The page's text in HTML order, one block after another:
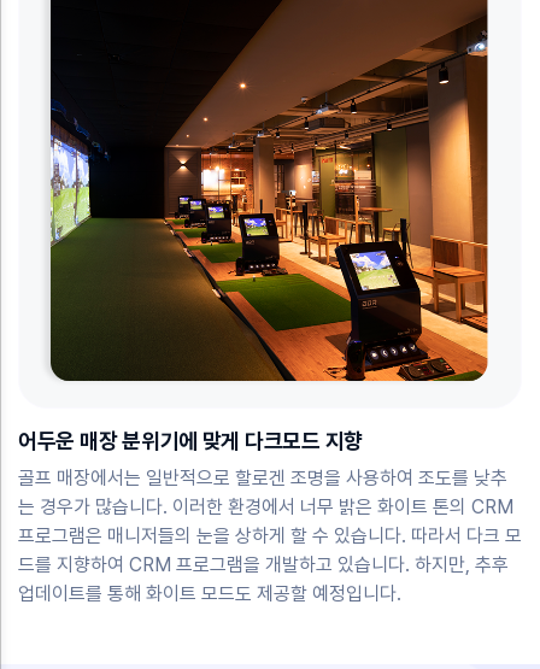
어두운 매장 분위기에 맞게 다크모드 지향
골프 매장에서는 일반적으로 할로겐 조명을 사용하여 조도를 낮추
는 경우가 많습니다. 이러한 환경에서 너무 밝은 화이트 톤의 CRM
프로그램은 매니저들의 눈을 상하게 할 수 있습니다. 따라서 다크 모
드를 지향하여 CRM 프로그램을 개발하고 있습니다. 하지만, 추후
업데이트를 통해 화이트 모드도 제공할 예정입니다.